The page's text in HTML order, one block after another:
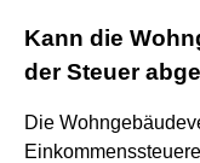
Kann die
der Steuer
Die